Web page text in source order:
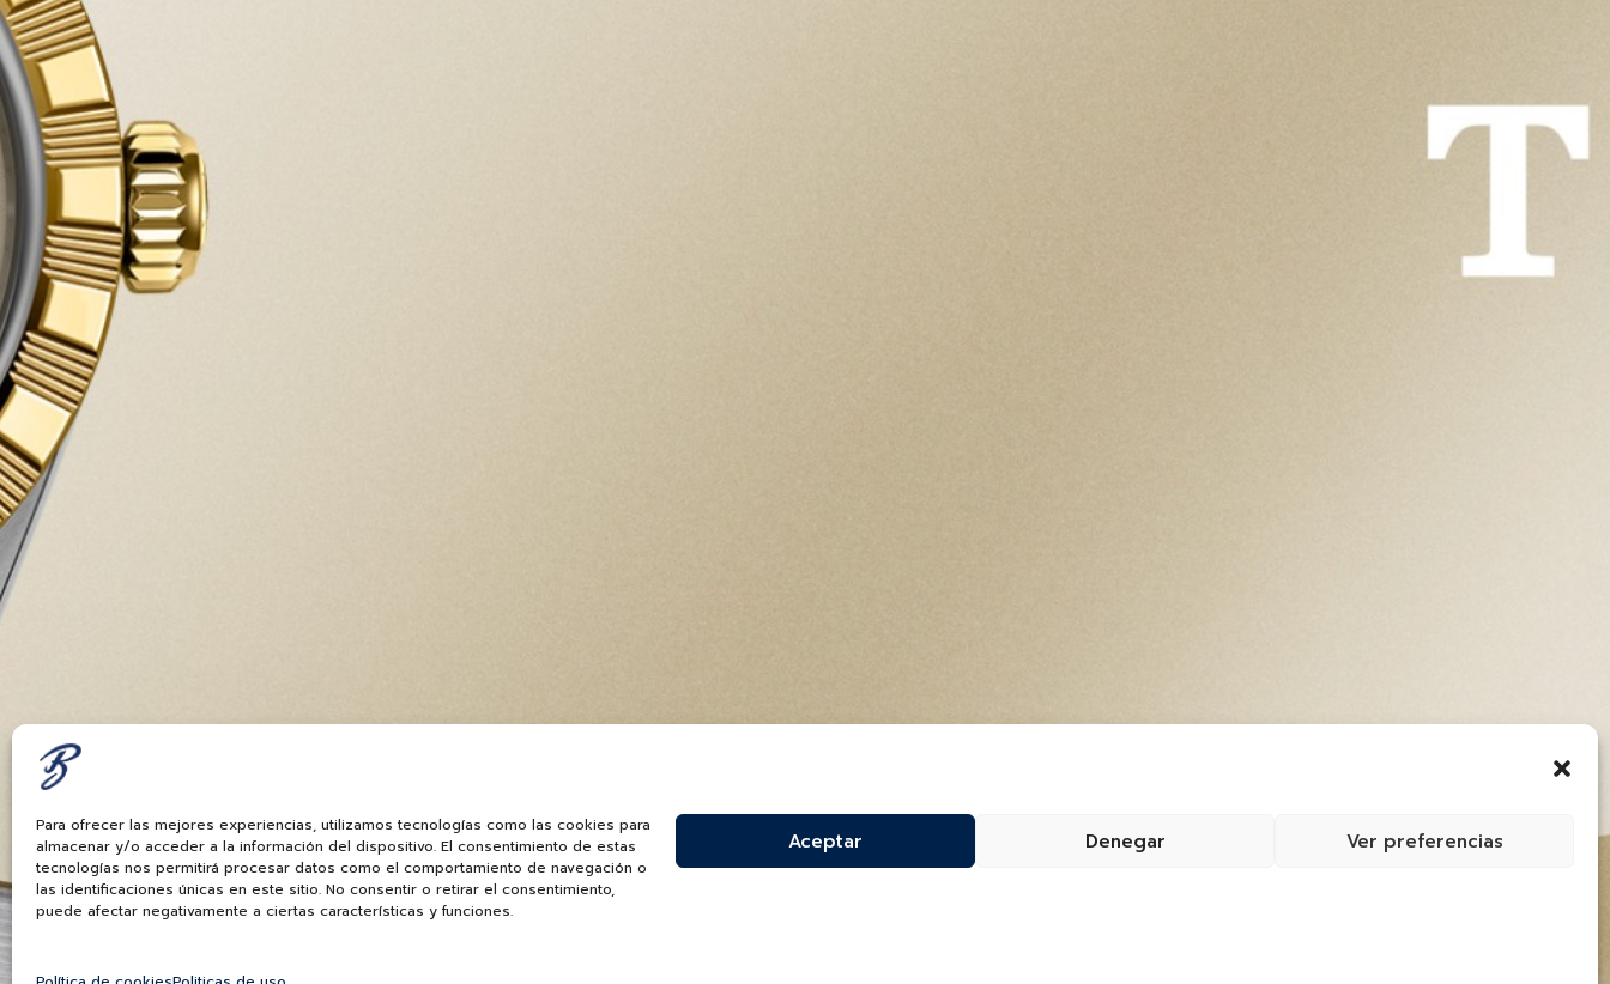
Para ofrecer las mejores experiencias, utilizamos tecnologías como las cookies para
almacenar y/o acceder a la información del dispositivo. El consentimiento de estas
tecnologías nos permitirá procesar datos como el comportamiento de navegación o
las identificaciones únicas en este sitio. No consentir o retirar el consentimiento,
puede afectar negativamente a ciertas características y funciones.
Aceptar Denegar Ver preferencias